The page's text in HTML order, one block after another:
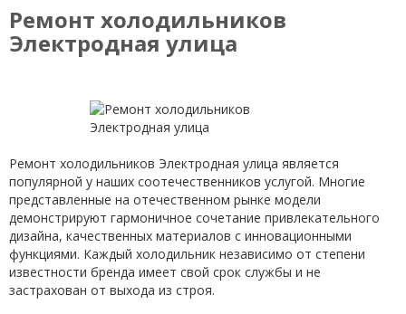
Ремонт холодильников
Электродная улица
Ремонт холодильников Электродная улица является
популярной у наших соотечественников услугой. Многие
представленные на отечественном рынке модели
демонстрируют гармоничное сочетание привлекательного
дизайна, качественных материалов с инновационными
функциями. Каждый холодильник независимо от степени
известности бренда имеет свой срок службы и не
застрахован от выхода из строя.